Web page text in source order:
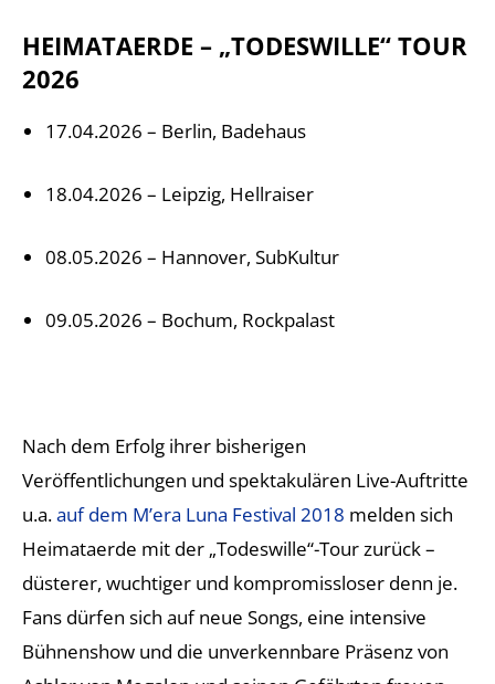
HEIMATAERDE – „TODESWILLE“ TOUR
2026
17.04.2026 – Berlin, Badehaus
18.04.2026 – Leipzig, Hellraiser
08.05.2026 – Hannover, SubKultur
09.05.2026 – Bochum, Rockpalast
Nach dem Erfolg ihrer bisherigen
Veröffentlichungen und spektakulären Live-Auftritte
u.a.auf dem M’era Luna Festival 2018 melden sich
Heimataerde mit der „Todeswille“-Tour zurück –
düsterer, wuchtiger und kompromissloser denn je.
Fans dürfen sich auf neue Songs, eine intensive
Bühnenshow und die unverkennbare Präsenz von